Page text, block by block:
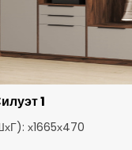
1
х1665х470